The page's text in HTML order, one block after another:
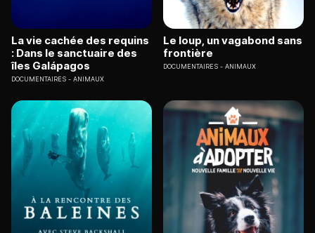
La vie cachée des requins
: Dans le sanctuaire des
îles Galápagos
DOCUMENTAIRES ANIMAUX
Le loup, un vagabond sans
frontière
DOCUMENTAIRES ANIMAUX